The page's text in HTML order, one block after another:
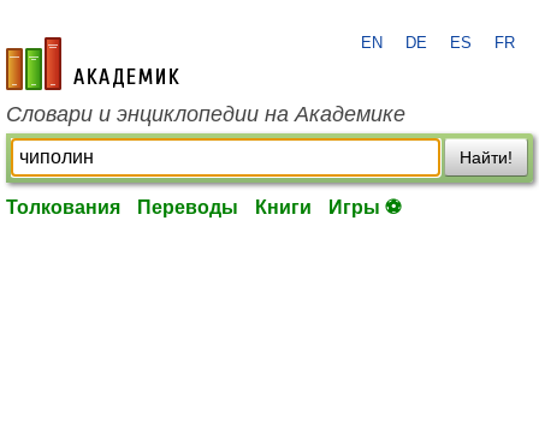
academic.ru
EN DE ES FR
Словари и энциклопедии на Академике
Найти!
Толкования Переводы Книги Игры ⚽